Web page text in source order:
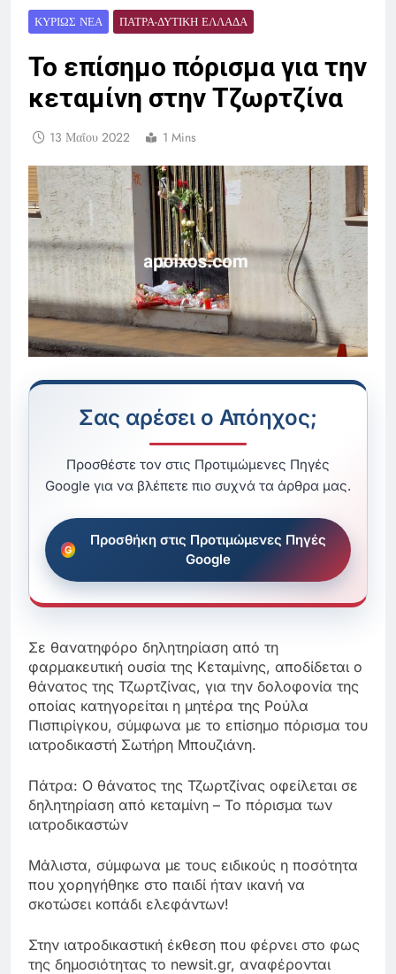
ΚΥΡΊΩΣ ΝΈΑ ΠΆΤΡΑ-ΔΥΤΙΚΉ ΕΛΛΆΔΑ
Το επίσημο πόρισμα για την
κεταμίνη στην Τζωρτζίνα
13 Μαΐου 2022 1 Mins
Σας αρέσει ο Απόηχος;
Προσθέστε τον στις Προτιμώμενες Πηγές
Google για να βλέπετε πιο συχνά τα άρθρα μας.
Προσθήκη στις Προτιμώμενες Πηγές
Google
Σε θανατηφόρο δηλητηρίαση από τη
φαρμακευτική ουσία της Κεταμίνης, αποδίδεται ο
θάνατος της Τζωρτζίνας, για την δολοφονία της
οποίας κατηγορείται η μητέρα της Ρούλα
Πισπιρίγκου, σύμφωνα με το επίσημο πόρισμα του
ιατροδικαστή Σωτήρη Μπουζιάνη.
Πάτρα: Ο θάνατος της Τζωρτζίνας οφείλεται σε
δηλητηρίαση από κεταμίνη – Το πόρισμα των
ιατροδικαστών
Μάλιστα, σύμφωνα με τους ειδικούς η ποσότητα
που χορηγήθηκε στο παιδί ήταν ικανή να
σκοτώσει κοπάδι ελεφάντων!
Στην ιατροδικαστική έκθεση που φέρνει στο φως
της δημοσιότητας το newsit.gr, αναφέρονται